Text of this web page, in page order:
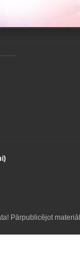
Pārpublicējot